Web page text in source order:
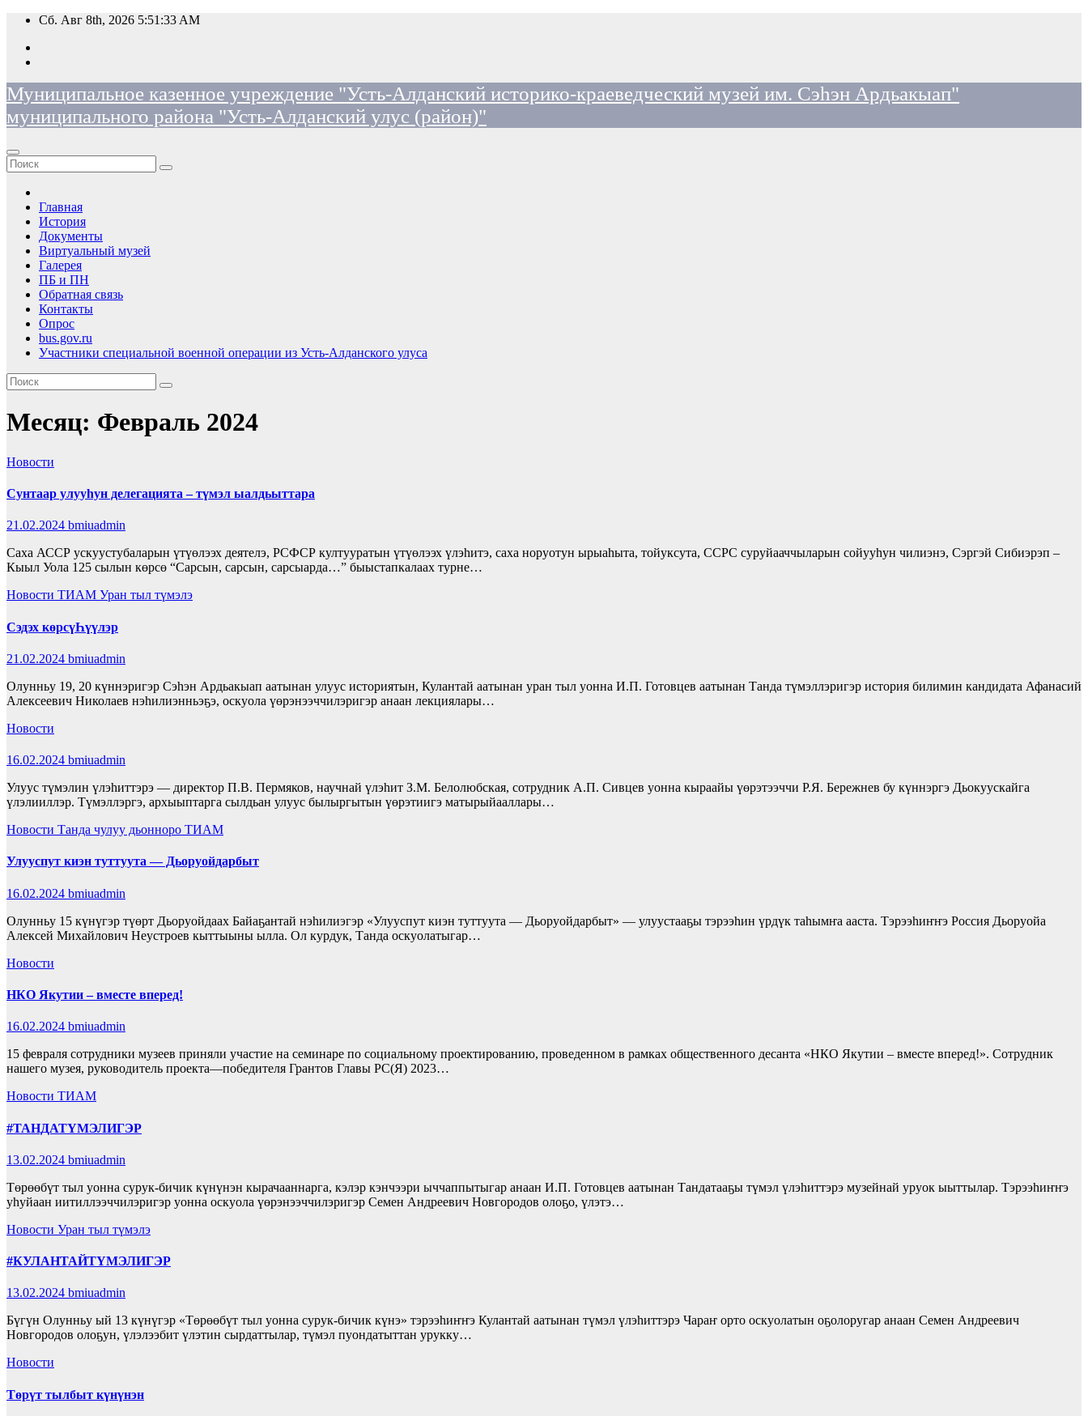
Перейти
содержимому
Сб. Авг 8th, 2026 5:51:34 AM
Муниципальное казенное учреждение "Усть-Алданский историко-краеведческий музей им. Сэһэн Ардьакыап"
муниципального района "Усть-Алданский улус (район)"
Главная
История
Документы
Виртуальный музей
Галерея
ПБ и ПН
Обратная связь
Контакты
Опрос
bus.gov.ru
Участники специальной военной операции из Усть-Алданского улуса
Месяц: Февраль 2024
Новости
Сунтаар улууһун делегацията – түмэл ыалдьыттара
21.02.2024 bmiuadmin
Саха АССР ускуустубаларын үтүөлээх деятелэ, РСФСР култууратын үтүөлээх үлэһитэ, саха норуотун ырыаһыта, тойуксута, ССРС суруйааччыларын сойууһун чилиэнэ, Сэргэй Сибиэрэп –
Кыыл Уола 125 сылын көрсө “Сарсын, сарсын, сарсыарда…” быыстапкалаах турне…
Новости ТИАМ Уран тыл түмэлэ
Сэдэх көрсүҺүүлэр
21.02.2024 bmiuadmin
Олунньу 19, 20 күннэригэр Сэһэн Ардьакыап аатынан улуус историятын, Кулантай аатынан уран тыл уонна И.П. Готовцев аатынан Танда түмэллэригэр история билимин кандидата Афанасий
Алексеевич Николаев нэһилиэнньэҕэ, оскуола үөрэнээччилэригэр анаан лекциялары…
Новости
16.02.2024 bmiuadmin
Улуус түмэлин үлэһиттэрэ — директор П.В. Пермяков, научнай үлэһит З.М. Белолюбская, сотрудник А.П. Сивцев уонна кыраайы үөрэтээччи Р.Я. Бережнев бу күннэргэ Дьокуускайга
үлэлииллэр. Түмэллэргэ, архыыптарга сылдьан улуус былыргытын үөрэтиигэ матырыйааллары…
Новости Танда чулуу дьонноро ТИАМ
Улууспут киэн туттуута — Дьоруойдарбыт
16.02.2024 bmiuadmin
Олунньу 15 күнүгэр түөрт Дьоруойдаах Байаҕантай нэһилиэгэр «Улууспут киэн туттуута — Дьоруойдарбыт» — улуустааҕы тэрээһин үрдүк таһымҥа ааста. Тэрээһиҥҥэ Россия Дьоруойа
Алексей Михайлович Неустроев кыттыыны ылла. Ол курдук, Танда оскуолатыгар…
Новости
НКО Якутии – вместе вперед!
16.02.2024 bmiuadmin
15 февраля сотрудники музеев приняли участие на семинаре по социальному проектированию, проведенном в рамках общественного десанта «НКО Якутии – вместе вперед!». Сотрудник
нашего музея, руководитель проекта—победителя Грантов Главы РС(Я) 2023…
Новости ТИАМ
#ТАНДАТҮМЭЛИГЭР
13.02.2024 bmiuadmin
Төрөөбүт тыл уонна сурук-бичик күнүнэн кырачааннарга, кэлэр кэнчээри ыччаппытыгар анаан И.П. Готовцев аатынан Тандатааҕы түмэл үлэһиттэрэ музейнай уруок ыыттылар. Тэрээһиҥҥэ
уһуйаан иитиллээччилэригэр уонна оскуола үөрэнээччилэригэр Семен Андреевич Новгородов олоҕо, үлэтэ…
Новости Уран тыл түмэлэ
#КУЛАНТАЙТҮМЭЛИГЭР
13.02.2024 bmiuadmin
Бүгүн Олунньу ый 13 күнүгэр «Төрөөбүт тыл уонна сурук-бичик күнэ» тэрээһиҥҥэ Кулантай аатынан түмэл үлэһиттэрэ Чараҥ орто оскуолатын оҕолоругар анаан Семен Андреевич
Новгородов олоҕун, үлэлээбит үлэтин сырдаттылар, түмэл пуондатыттан урукку…
Новости
Төрүт тылбыт күнүнэн